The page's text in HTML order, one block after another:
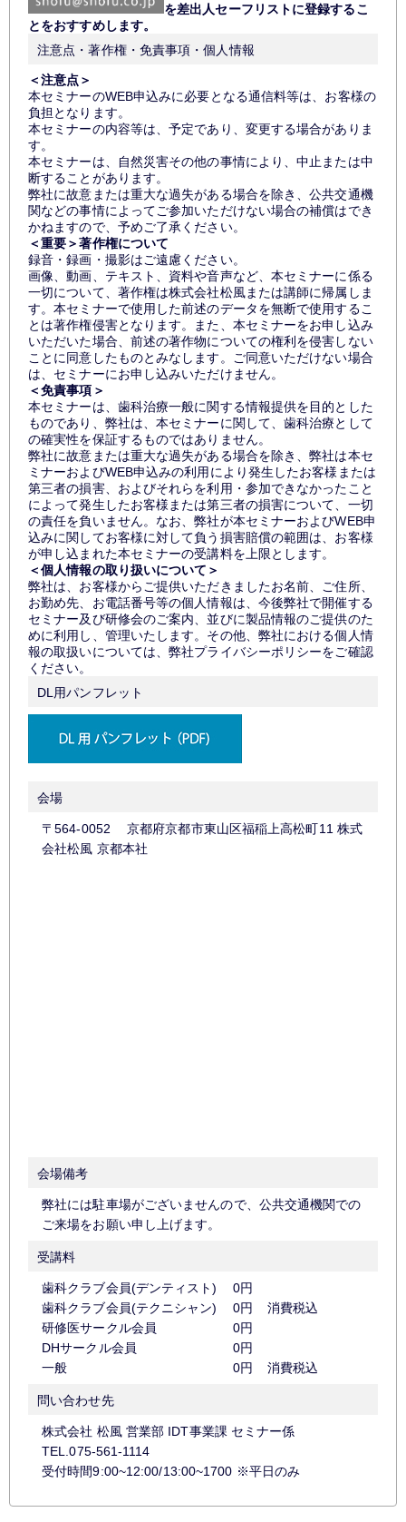
を差出人セーフリストに登録するこ
とをおすすめします。
注意点・著作権・免責事項・個人情報
＜注意点＞
本セミナーのWEB申込みに必要となる通信料等は、お客様の
負担となります。
本セミナーの内容等は、予定であり、変更する場合がありま
す。
本セミナーは、自然災害その他の事情により、中止または中
断することがあります。
弊社に故意または重大な過失がある場合を除き、公共交通機
関などの事情によってご参加いただけない場合の補償はでき
かねますので、予めご了承ください。
＜重要＞著作権について
録音・録画・撮影はご遠慮ください。
画像、動画、テキスト、資料や音声など、本セミナーに係る
一切について、著作権は株式会社松風または講師に帰属しま
す。本セミナーで使用した前述のデータを無断で使用するこ
とは著作権侵害となります。また、本セミナーをお申し込み
いただいた場合、前述の著作物についての権利を侵害しない
ことに同意したものとみなします。ご同意いただけない場合
は、セミナーにお申し込みいただけません。
＜免責事項＞
本セミナーは、歯科治療一般に関する情報提供を目的とした
ものであり、弊社は、本セミナーに関して、歯科治療として
の確実性を保証するものではありません。
弊社に故意または重大な過失がある場合を除き、弊社は本セ
ミナーおよびWEB申込みの利用により発生したお客様または
第三者の損害、およびそれらを利用・参加できなかったこと
によって発生したお客様または第三者の損害について、一切
の責任を負いません。なお、弊社が本セミナーおよびWEB申
込みに関してお客様に対して負う損害賠償の範囲は、お客様
が申し込まれた本セミナーの受講料を上限とします。
＜個人情報の取り扱いについて＞
弊社は、お客様からご提供いただきましたお名前、ご住所、
お勤め先、お電話番号等の個人情報は、今後弊社で開催する
セミナー及び研修会のご案内、並びに製品情報のご提供のた
めに利用し、管理いたします。その他、弊社における個人情
報の取扱いについては、弊社プライバシーポリシーをご確認
ください。
DL用パンフレット
会場
〒564-0052 京都府京都市東山区福稲上高松町11 株式
会社松風 京都本社
会場備考
弊社には駐車場がございませんので、公共交通機関での
ご来場をお願い申し上げます。
受講料
歯科クラブ会員(デンティスト)
0円
歯科クラブ会員(テクニシャン)
0円
消費税込
研修医サークル会員
0円
DHサークル会員
0円
一般
0円 消費税込
問い合わせ先
株式会社 松風 営業部 IDT事業課 セミナー係
TEL.075-561-1114
受付時間9:00~12:00/13:00~1700 ※平日のみ